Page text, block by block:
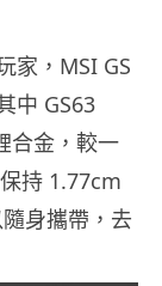
家，MSI GS
中 GS63
合金，較一
持 1.77cm
身攜帶，去